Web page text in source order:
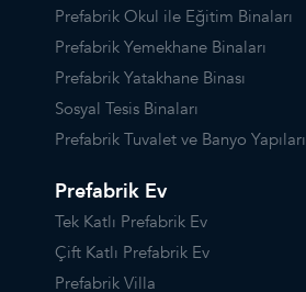
Prefabrik Okul ile Eğitim Binaları
Prefabrik Yemekhane Binaları
Prefabrik Yatakhane Binası
Sosyal Tesis Binaları
Prefabrik Tuvalet ve Banyo Yapıları
Prefabrik Ev
Tek Katlı Prefabrik Ev
Çift Katlı Prefabrik Ev
Prefabrik Villa